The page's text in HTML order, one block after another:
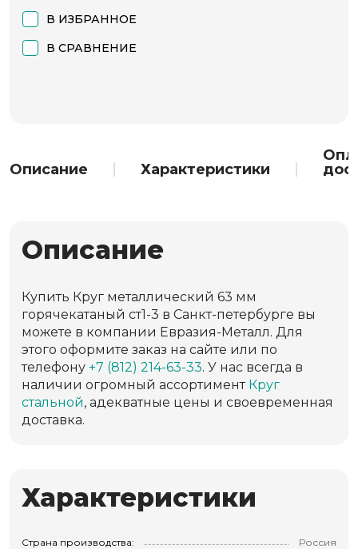
В ИЗБРАННОЕ
В СРАВНЕНИЕ
Описание Характеристики
Описание
Купить Круг металлический 63 мм
горячекатаный ст1-3 в Санкт-петербурге вы
можете в компании Евразия-Металл. Для
этого оформите заказ на сайте или по
телефону +7 (812) 214-63-33. У нас всегда в
наличии огромный ассортимент Круг
стальной, адекватные цены и своевременная
доставка.
Характеристики
Страна производства:
Россия